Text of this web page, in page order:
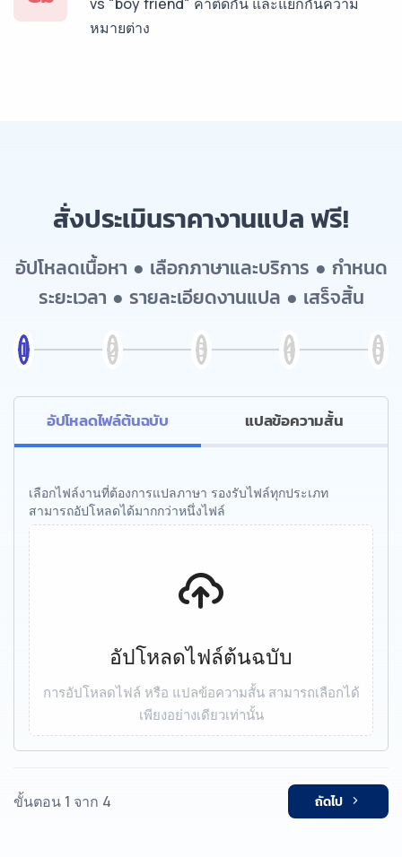
หมายต่าง
สั่งประเมินราคางานแปล ฟรี!
อัปโหลดเนื้อหา ● เลือกภาษาและบริการ ● กำหนด
ระยะเวลา ● รายละเอียดงานแปล ● เสร็จสิ้น
อัปโหลดไฟล์ต้นฉบับ แปลข้อความสั้น
เลือกไฟล์งานที่ต้องการแปลภาษา รองรับไฟล์ทุกประเภท
สามารถอัปโหลดได้มากกว่าหนึ่งไฟล์
อัปโหลดไฟล์ต้นฉบับ
การอัปโหลดไฟล์ หรือ แปลข้อความสั้น สามารถเลือกได้
เพียงอย่างเดียวเท่านั้น
ขั้นตอน 1 จาก 4 ถัดไป